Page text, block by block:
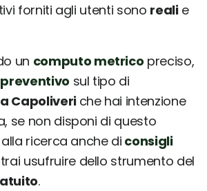
forniti agli utenti sono realie
un computo metrico preciso,
preventivo sul tipo di
a Capoliveri che hai intenzione
se non disponi di questo
ricerca anche di consigli
usufruire dello strumento del
.